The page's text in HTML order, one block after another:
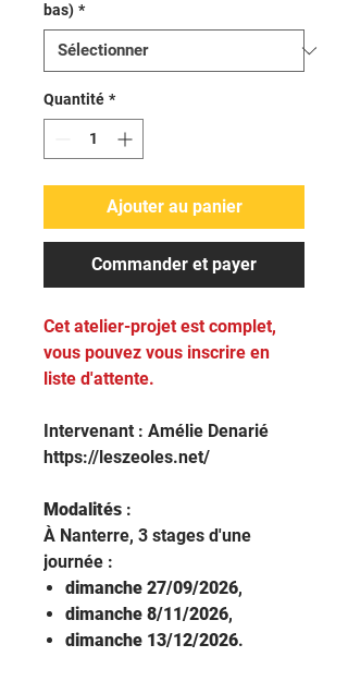
bas) *
Quantité *
Ajouter au panier
Commander et payer
Cet atelier-projet est complet,
vous pouvez vous inscrire en
liste d'attente.
Intervenant : Amélie Denarié
https://leszeoles.net/
Modalités :
À Nanterre, 3 stages d'une
journée :
dimanche 27/09/2026,
dimanche 8/11/2026,
dimanche 13/12/2026.